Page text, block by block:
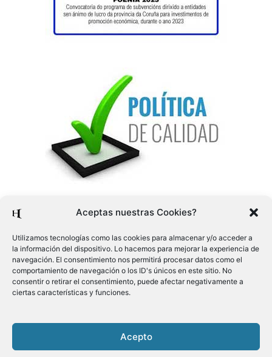
Aceptas nuestras Cookies?
Utilizamos tecnologías como las cookies para almacenar y/o acceder a
la información del dispositivo. Lo hacemos para mejorar la experiencia de
navegación. El consentimiento nos permitirá procesar datos como el
comportamiento de navegación o los ID's únicos en este sitio. No
consentir o retirar el consentimiento, puede afectar negativamente a
ciertas características y funciones.
Acepto